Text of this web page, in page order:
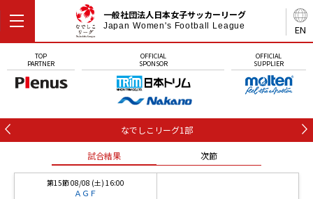
EN
一般社団法人日本女子サッカーリーグ
Japan Women's Football League
TOP
PARTNER
OFFICIAL
SPONSOR
OFFICIAL
SUPPLIER
なでしこリーグ1部
試合結果 次節
第15節 08/08 (土) 16:00
ＡＧＦ